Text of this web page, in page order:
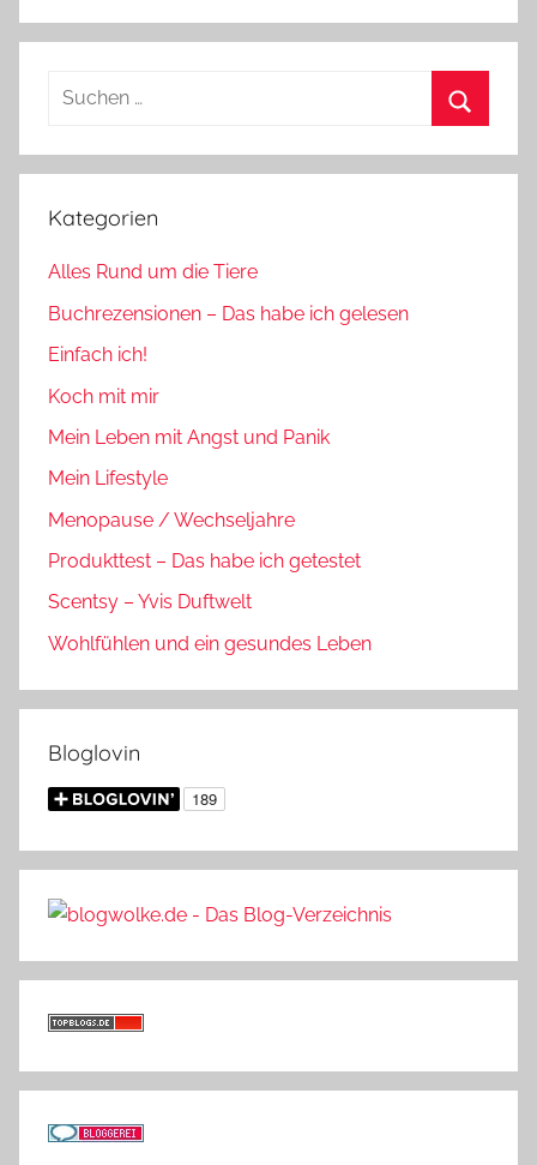
Suchen
Kategorien
Alles Rund um die Tiere
Buchrezensionen – Das habe ich gelesen
Einfach ich!
Koch mit mir
Mein Leben mit Angst und Panik
Mein Lifestyle
Menopause / Wechseljahre
Produkttest – Das habe ich getestet
Scentsy – Yvis Duftwelt
Wohlfühlen und ein gesundes Leben
Bloglovin